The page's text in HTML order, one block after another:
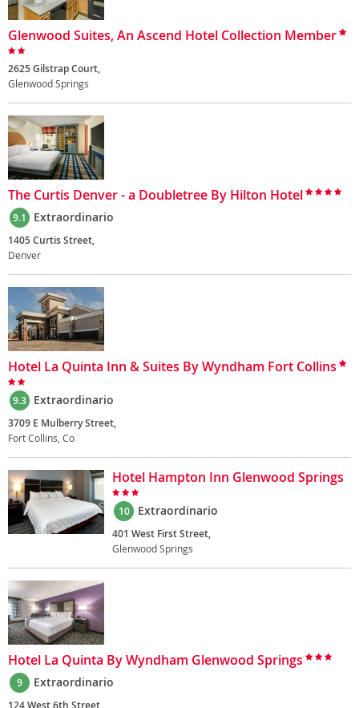
Glenwood Suites, An Ascend Hotel Collection Member
2625 Gilstrap Court,
Glenwood Springs
The Curtis Denver - a Doubletree By Hilton Hotel
9.1 Extraordinario
1405 Curtis Street,
Denver
Hotel La Quinta Inn & Suites By Wyndham Fort Collins
9.3 Extraordinario
3709 E Mulberry Street,
Fort Collins, Co
Hotel Hampton Inn Glenwood Springs
10 Extraordinario
401 West First Street,
Glenwood Springs
Hotel La Quinta By Wyndham Glenwood Springs
9 Extraordinario
124 West 6th Street,